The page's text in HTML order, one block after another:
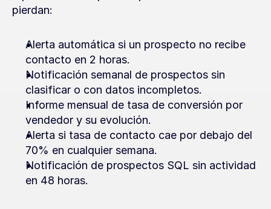
pierdan:
Alerta automática si un prospecto no recibe
contacto en 2 horas.
Notificación semanal de prospectos sin
clasificar o con datos incompletos.
Informe mensual de tasa de conversión por
vendedor y su evolución.
Alerta si tasa de contacto cae por debajo del
70% en cualquier semana.
Notificación de prospectos SQL sin actividad
en 48 horas.